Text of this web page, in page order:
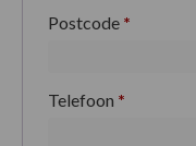
Postcode *
Telefoon *